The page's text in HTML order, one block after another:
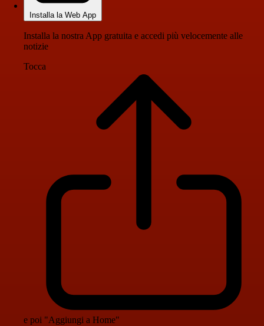
Installa la Web App
Installa la nostra App gratuita e accedi più velocemente alle
notizie
Tocca
e poi "Aggiungi a Home"